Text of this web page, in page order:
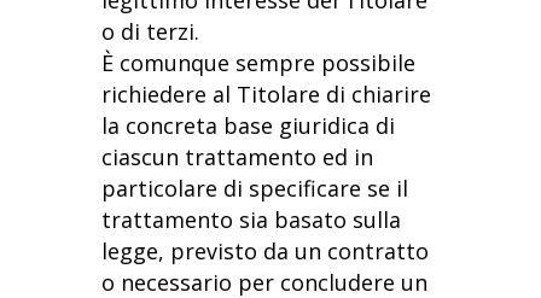
o di terzi.
È comunque sempre possibile
richiedere al Titolare di chiarire
la concreta base giuridica di
ciascun trattamento ed in
particolare di specificare se il
trattamento sia basato sulla
legge, previsto da un contratto
o necessario per concludere un